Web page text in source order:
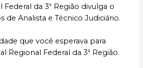
da 3ª Região divulga o
de Analista e Técnico Judiciário.
que você esperava para
Regional Federal da 3ª Região.